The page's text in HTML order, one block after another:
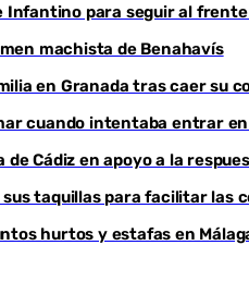
Infantino para seguir al frente
machista de Benahavís
en Granada tras caer su
cuando intentaba entrar
de Cádiz en apoyo a la
sus taquillas para facilitar las
hurtos y estafas en